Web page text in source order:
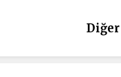
Diğer